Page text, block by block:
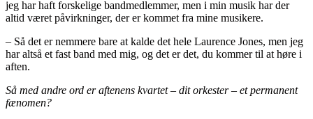
jeg har haft forskelige bandmedlemmer, men i min musik har der
altid været påvirkninger, der er kommet fra mine musikere.
– Så det er nemmere bare at kalde det hele Laurence Jones, men jeg
har altså et fast band med mig, og det er det, du kommer til at høre i
aften.
Så med andre ord er aftenens kvartet – dit orkester – et permanent
fænomen?